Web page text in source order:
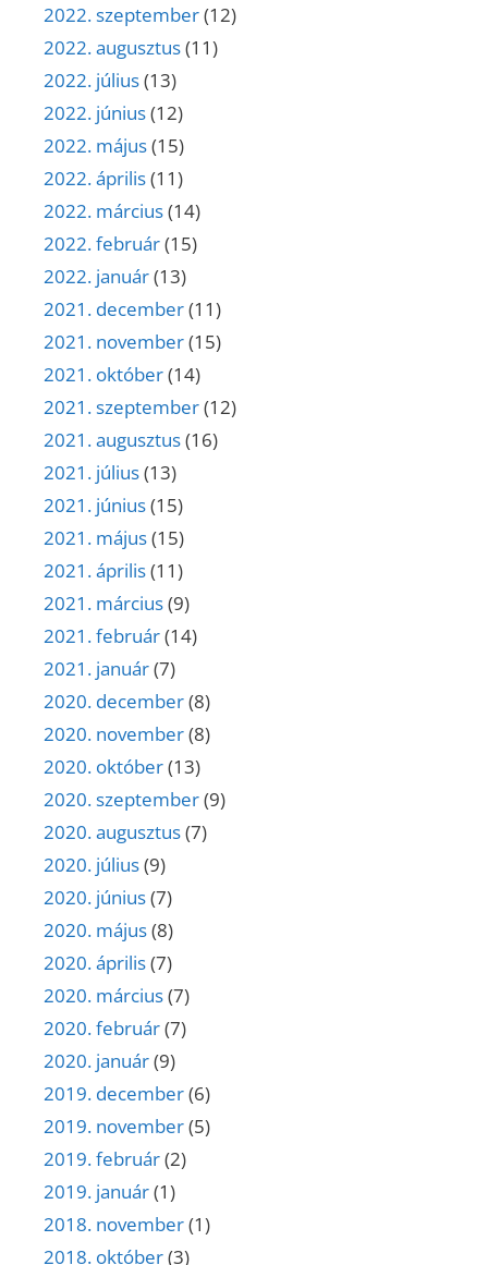
2022. szeptember(12)
2022. augusztus(11)
2022. július(13)
2022. június(12)
2022. május(15)
2022. április(11)
2022. március(14)
2022. február(15)
2022. január(13)
2021. december(11)
2021. november(15)
2021. október(14)
2021. szeptember(12)
2021. augusztus(16)
2021. július(13)
2021. június(15)
2021. május(15)
2021. április(11)
2021. március(9)
2021. február(14)
2021. január(7)
2020. december(8)
2020. november(8)
2020. október(13)
2020. szeptember(9)
2020. augusztus(7)
2020. július(9)
2020. június(7)
2020. május(8)
2020. április(7)
2020. március(7)
2020. február(7)
2020. január(9)
2019. december(6)
2019. november(5)
2019. február(2)
2019. január(1)
2018. november(1)
2018. október(3)